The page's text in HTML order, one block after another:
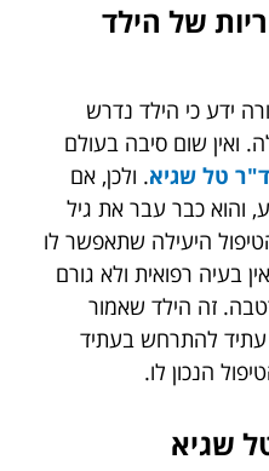
של הילד
ידע כי הילד נדרש
ואין שום סיבה בעולם
ד"ר טל שגיא. ולכן, אם
והוא כבר עבר את גיל
היעילה שתאפשר לו
בעיה רפואית ולא גורם
זה הילד שאמור
להתרחש בעתיד
הנכון לו.
שגיא